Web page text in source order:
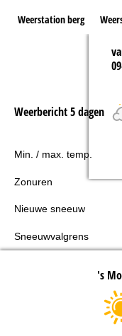
Weerstation berg
Weerbericht 5 dagen
Min. / max. temp.
Zonuren
Nieuwe sneeuw
Sneeuwvalgrens
's